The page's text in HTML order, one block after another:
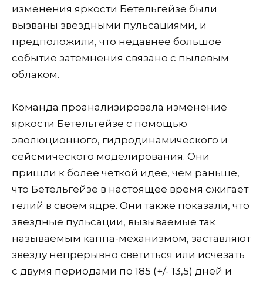
изменения яркости Бетельгейзе были
вызваны звездными пульсациями, и
предположили, что недавнее большое
событие затемнения связано с пылевым
облаком.
Команда проанализировала изменение
яркости Бетельгейзе с помощью
эволюционного, гидродинамического и
сейсмического моделирования. Они
пришли к более четкой идее, чем раньше,
что Бетельгейзе в настоящее время сжигает
гелий в своем ядре. Они также показали, что
звездные пульсации, вызываемые так
называемым каппа-механизмом, заставляют
звезду непрерывно светиться или исчезать
с двумя периодами по 185 (+/- 13,5) дней и